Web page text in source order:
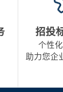
招投
个性
助力您企